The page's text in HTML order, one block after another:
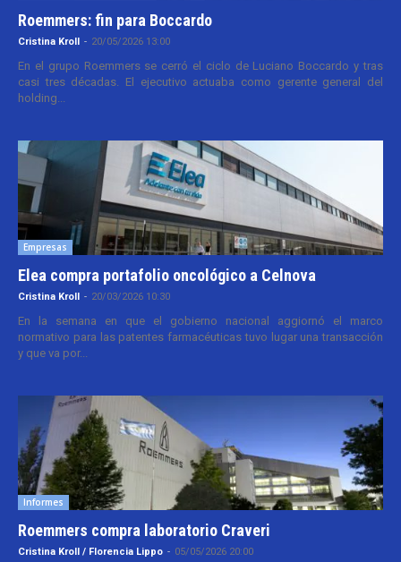
Roemmers: fin para Boccardo
Cristina Kroll - 20/05/2026 13:00
En el grupo Roemmers se cerró el ciclo de Luciano Boccardo y tras
casi tres décadas. El ejecutivo actuaba como gerente general del
holding...
Empresas
Elea compra portafolio oncológico a Celnova
Cristina Kroll - 20/03/2026 10:30
En la semana en que el gobierno nacional aggiornó el marco
normativo para las patentes farmacéuticas tuvo lugar una transacción
y que va por...
Informes
Roemmers compra laboratorio Craveri
Cristina Kroll / Florencia Lippo - 05/05/2026 20:00